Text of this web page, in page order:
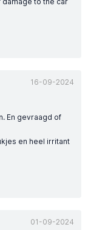
16-09-2024
En gevraagd of
en heel irritant
01-09-2024